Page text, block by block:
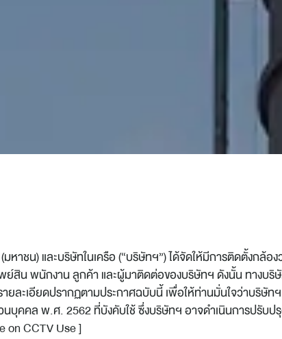
าชน) และบริษัทในเครือ (“บริษัทฯ”) ได้จัดให้มีการติดตั้งกล้
สิน พนักงาน ลูกค้า และผู้มาติดต่อของบริษัทฯ ดังนั้น ทางบ
ยละเอียดปรากฏตามประกาศฉบับนี้ เพื่อให้ท่านมั่นใจว่าบริ
คล พ.ศ. 2562 ที่บังคับใช้ ซึ่งบริษัทฯ อาจดำเนินการปรับป
on CCTV Use]